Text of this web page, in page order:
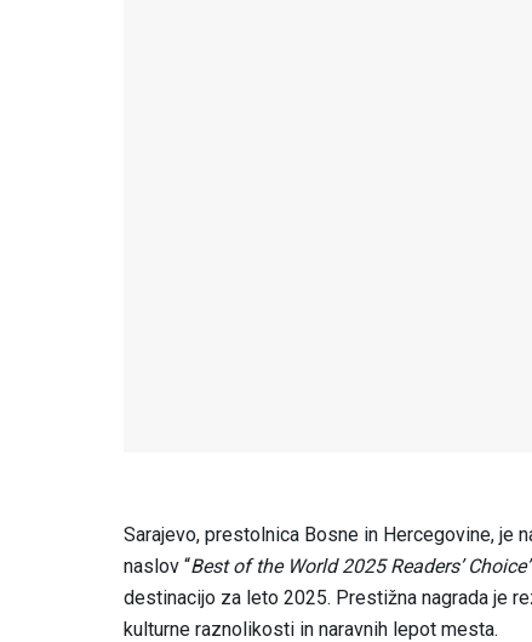
Sarajevo, prestolnica Bosne in Hercegovine, je
naslov “Best of the World 2025 Readers’
destinacijo za leto 2025. Prestižna nagrada je
kulturne raznolikosti in naravnih lepot mesta.